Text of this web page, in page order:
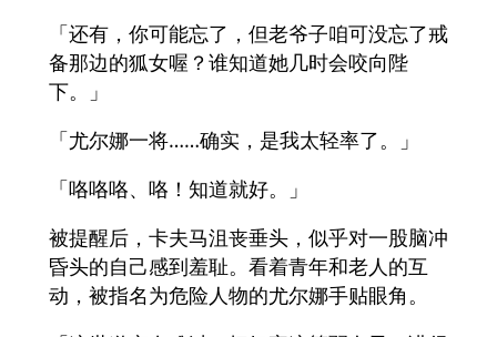
「还有，你可能忘了，但老爷子咱可没忘了戒
备那边的狐女喔？谁知道她几时会咬向陛
下。」
「尤尔娜一将……确实，是我太轻率了。」
「咯咯咯、咯！知道就好。」
被提醒后，卡夫马沮丧垂头，似乎对一股脑冲
昏头的自己感到羞耻。看着青年和老人的互
动，被指名为危险人物的尤尔娜手贴眼角。